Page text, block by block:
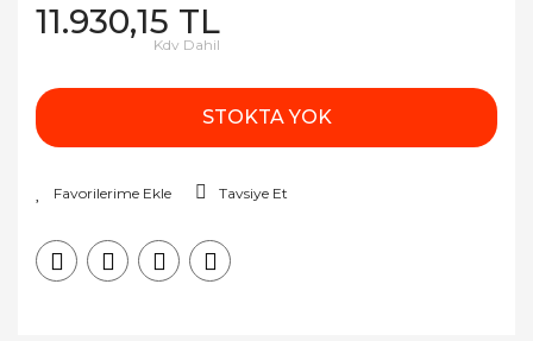
11.930,15 TL
Kdv Dahil
STOKTA YOK
Tavsiye Et